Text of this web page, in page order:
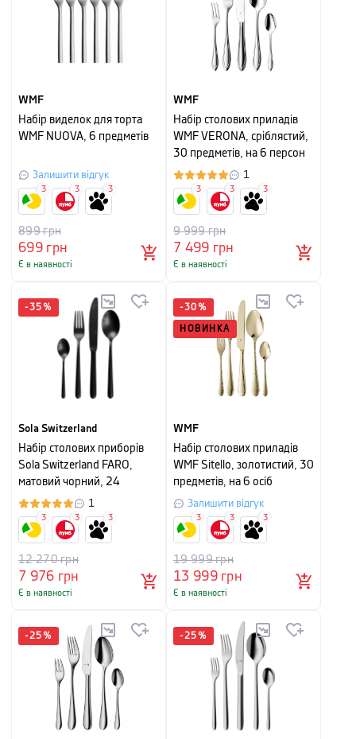
WMF
Набір виделок для торта
WMF NUOVA, 6 предметів
Залишити відгук
699грн
899грн
Є в наявності
3 3 3
WMF
Набір столових приладів
WMF VERONA, сріблястий,
30 предметів, на 6 персон
1
7 499 грн
9 999грн
Є в наявності
3 3 3
-35 %
Sola Switzerland
Набір столових приборів
Sola Switzerland FARO,
матовий чорний, 24
предмети, на 6 персон
1
7 976 грн
12 270грн
Є в наявності
3 3 3
-30 %
НОВИНКА
WMF
Набір столових приладів
WMF Sitello, золотистий, 30
предметів, на 6 осіб
Залишити відгук
13 999грн
19 999грн
Є в наявності
3 3 3
-25 % -25 %